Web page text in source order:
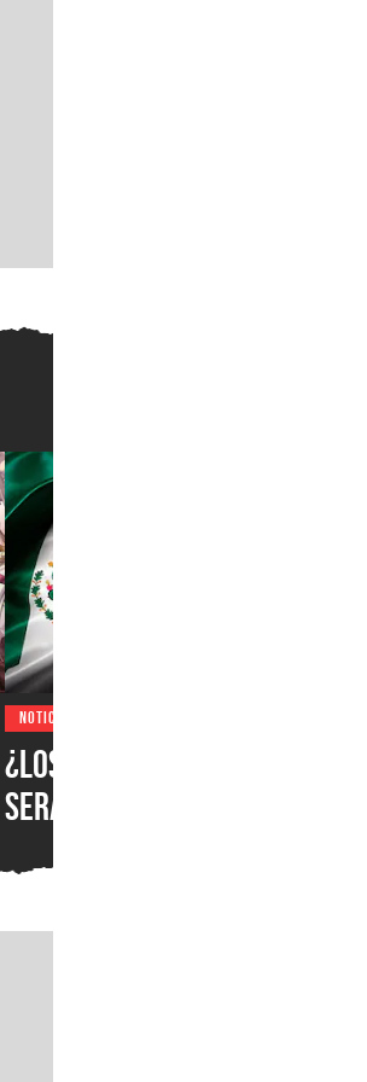
NOTICIAS
¿Los juegos de PlayStation
serán más caros en pesos
cambio, pero deja a los